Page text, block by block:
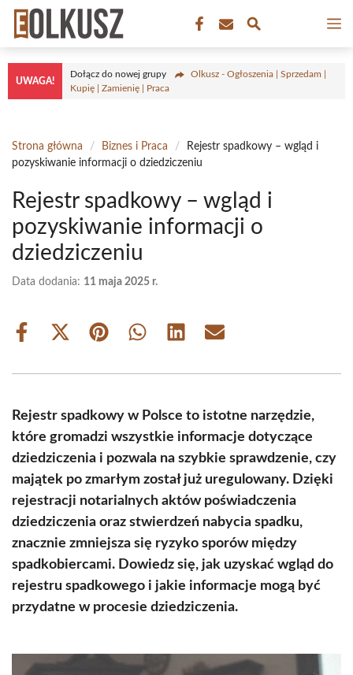
Przejdź
treści
UWAGA!
Dołącz do nowej grupy
Olkusz - Ogłoszenia | Sprzedam |
Kupię | Zamienię | Praca
Strona główna / Biznes i Praca /
Rejestr spadkowy – wgląd i
pozyskiwanie informacji o dziedziczeniu
Rejestr spadkowy – wgląd i
pozyskiwanie informacji o
dziedziczeniu
Data dodania: 11 maja 2025 r.
Share
Share
(Twitter)
Share Share Share Share
Rejestr spadkowy w Polsce to istotne narzędzie,
które gromadzi wszystkie informacje dotyczące
dziedziczenia i pozwala na szybkie sprawdzenie, czy
majątek po zmarłym został już uregulowany. Dzięki
rejestracji notarialnych aktów poświadczenia
dziedziczenia oraz stwierdzeń nabycia spadku,
znacznie zmniejsza się ryzyko sporów między
spadkobiercami. Dowiedz się, jak uzyskać wgląd do
rejestru spadkowego i jakie informacje mogą być
przydatne w procesie dziedziczenia.